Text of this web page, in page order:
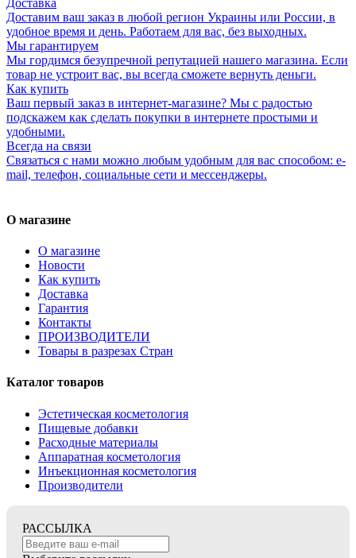
Доставим ваш заказ в любой регион Украины или России, в
удобное время и день. Работаем для вас, без выходных.
Мы гарантируем
Мы гордимся безупречной репутацией нашего магазина. Если
товар не устроит вас, вы всегда сможете вернуть деньги.
Как купить
Ваш первый заказ в интернет-магазине? Мы с радостью
подскажем как сделать покупки в интернете простыми и
удобными.
Всегда на связи
Связаться с нами можно любым удобным для вас способом: e-
mail, телефон, социальные сети и мессенджеры.
О магазине
О магазине
Новости
Как купить
Доставка
Гарантия
Контакты
ПРОИЗВОДИТЕЛИ
Товары в разрезах Стран
Каталог товаров
Эстетическая косметология
Пищевые добавки
Расходные материалы
Аппаратная косметология
Инъекционная косметология
Производители
РАССЫЛКА